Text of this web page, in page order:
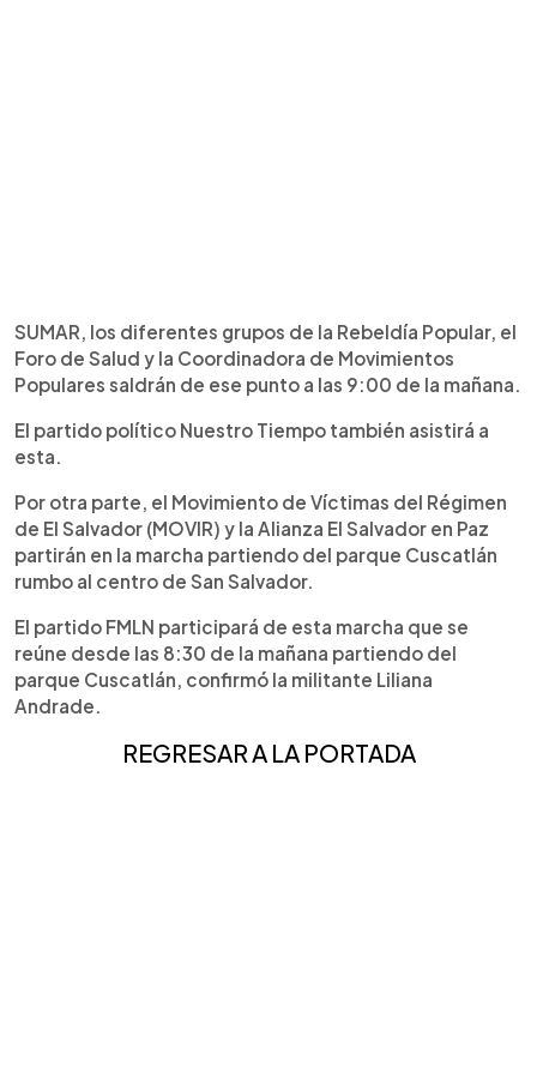
SUMAR, los diferentes grupos de la Rebeldía Popular, el
Foro de Salud y la Coordinadora de Movimientos
Populares saldrán de ese punto a las 9:00 de la mañana.
El partido político Nuestro Tiempo también asistirá a
esta.
Por otra parte, el Movimiento de Víctimas del Régimen
de El Salvador (MOVIR) y la Alianza El Salvador en Paz
partirán en la marcha partiendo del parque Cuscatlán
rumbo al centro de San Salvador.
El partido FMLN participará de esta marcha que se
reúne desde las 8:30 de la mañana partiendo del
parque Cuscatlán, confirmó la militante Liliana
Andrade.
REGRESAR A LA PORTADA